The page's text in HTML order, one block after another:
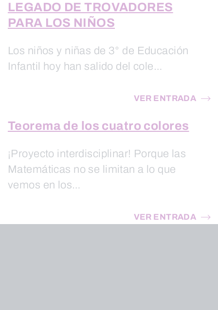
LEGADO DE TROVADORES
PARA LOS NIÑOS
Los niños y niñas de 3° de Educación
Infantil hoy han salido del cole…
VER ENTRADA
Teorema de los cuatro colores
¡Proyecto interdisciplinar! Porque las
Matemáticas no se limitan a lo que
vemos en los…
VER ENTRADA